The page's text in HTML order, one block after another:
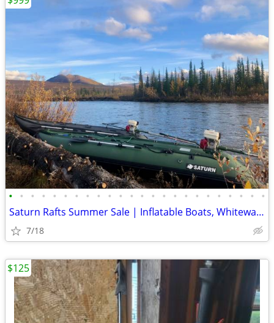
• • • • • • • • • • • • • • • • • • • • • • • •
Saturn Rafts Summer Sale | Inflatable Boats, Whitewater Rafts, Kayaks
7/18
$125